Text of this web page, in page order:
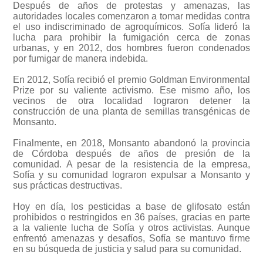
Después de años de protestas y amenazas, las
autoridades locales comenzaron a tomar medidas contra
el uso indiscriminado de agroquímicos. Sofía lideró la
lucha para prohibir la fumigación cerca de zonas
urbanas, y en 2012, dos hombres fueron condenados
por fumigar de manera indebida.
En 2012, Sofía recibió el premio Goldman Environmental
Prize por su valiente activismo. Ese mismo año, los
vecinos de otra localidad lograron detener la
construcción de una planta de semillas transgénicas de
Monsanto.
Finalmente, en 2018, Monsanto abandonó la provincia
de Córdoba después de años de presión de la
comunidad. A pesar de la resistencia de la empresa,
Sofía y su comunidad lograron expulsar a Monsanto y
sus prácticas destructivas.
Hoy en día, los pesticidas a base de glifosato están
prohibidos o restringidos en 36 países, gracias en parte
a la valiente lucha de Sofía y otros activistas. Aunque
enfrentó amenazas y desafíos, Sofía se mantuvo firme
en su búsqueda de justicia y salud para su comunidad.